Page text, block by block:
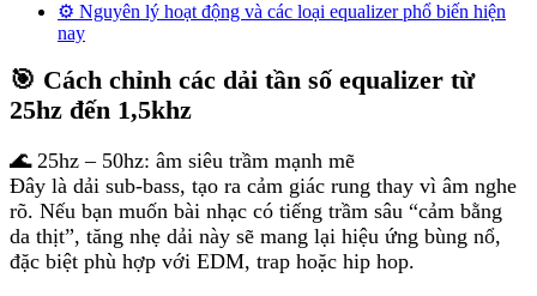
⚙️ Nguyên lý hoạt động và các loại equalizer phổ biến hiện
nay
🎯 Cách chỉnh các dải tần số equalizer từ
25hz đến 1,5khz
🌊 25hz – 50hz: âm siêu trầm mạnh mẽ
Đây là dải sub-bass, tạo ra cảm giác rung thay vì âm nghe
rõ. Nếu bạn muốn bài nhạc có tiếng trầm sâu “cảm bằng
da thịt”, tăng nhẹ dải này sẽ mang lại hiệu ứng bùng nổ,
đặc biệt phù hợp với EDM, trap hoặc hip hop.